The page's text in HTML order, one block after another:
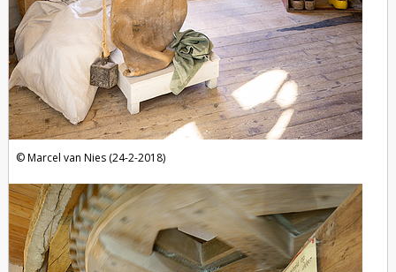
Marcel van Nies (24-2-2018)